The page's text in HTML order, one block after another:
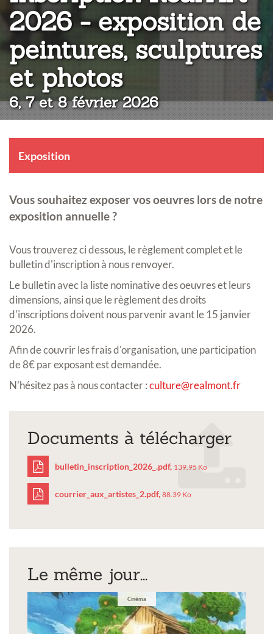
2026 - exposition de
peintures, sculptures
et photos:
6, 7 et 8 février 2026
Exposition
Vous souhaitez exposer vos oeuvres lors de notre
exposition annuelle ?
Vous trouverez ci dessous, le règlement complet et le
bulletin d'inscription à nous renvoyer.
Le bulletin avec la liste nominative des oeuvres et leurs
dimensions, ainsi que le règlement des droits
d'inscriptions doivent nous parvenir avant le 15 janvier
2026.
Afin de couvrir les frais d'organisation, une participation
de 8€ par exposant est demandée.
N'hésitez pas à nous contacter :culture@realmont.fr
Documents à télécharger
bulletin_inscription_2026_.pdf, 139.95 Ko
courrier_aux_artistes_2.pdf, 88.39 Ko
Le même jour...
Cinéma